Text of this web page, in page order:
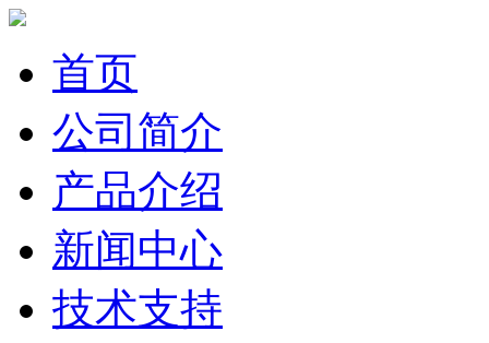
首页
公司简介
产品介绍
新闻中心
技术支持